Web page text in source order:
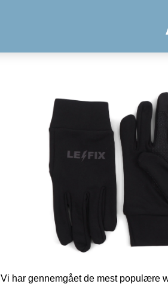
Vi har gennemgået de mest populære